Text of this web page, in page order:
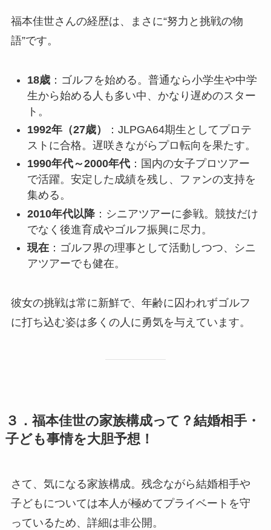
福本佳世さんの経歴は、まさに“努力と挑戦の物
語”です。
18歳：ゴルフを始める。普通なら小学生や中学
生から始める人も多い中、かなり遅めのスター
ト。
1992年（27歳）
：JLPGA64期生としてプロテ
ストに合格。遅咲きながらプロ転向を果たす。
1990年代～2000年代：国内の女子プロツアー
で活躍。安定した成績を残し、ファンの支持を
集める。
2010年代以降：シニアツアーに参戦。競技だけ
でなく後進育成やゴルフ振興に尽力。
現在：ゴルフ界の理事として活動しつつ、シニ
アツアーでも健在。
彼女の挑戦は常に新鮮で、年齢に囚われずゴルフ
に打ち込む姿は多くの人に勇気を与えています。
３．福本佳世の家族構成って？結婚相手・
子ども事情を大胆予想！
さて、気になる家族構成。残念ながら結婚相手や
子どもについては本人が極めてプライベートを守
っているため、詳細は非公開。